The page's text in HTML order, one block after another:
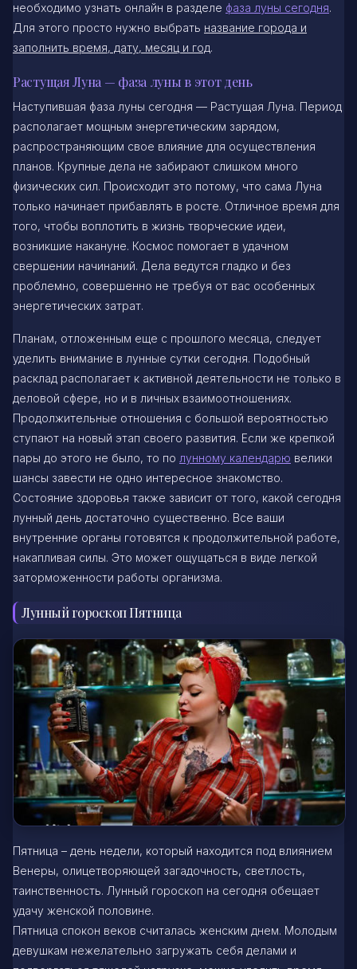
необходимо узнать онлайн в разделе фаза луны сегодня.
Для этого просто нужно выбрать название города и
заполнить время, дату, месяц и год.
Растущая Луна — фаза луны в этот день
Наступившая фаза луны сегодня — Растущая Луна. Период
располагает мощным энергетическим зарядом,
распространяющим свое влияние для осуществления
планов. Крупные дела не забирают слишком много
физических сил. Происходит это потому, что сама Луна
только начинает прибавлять в росте. Отличное время для
того, чтобы воплотить в жизнь творческие идеи,
возникшие накануне. Космос помогает в удачном
свершении начинаний. Дела ведутся гладко и без
проблемно, совершенно не требуя от вас особенных
энергетических затрат.
Планам, отложенным еще с прошлого месяца, следует
уделить внимание в лунные сутки сегодня. Подобный
расклад располагает к активной деятельности не только в
деловой сфере, но и в личных взаимоотношениях.
Продолжительные отношения с большой вероятностью
ступают на новый этап своего развития. Если же крепкой
пары до этого не было, то по лунному календарю велики
шансы завести не одно интересное знакомство.
Состояние здоровья также зависит от того, какой сегодня
лунный день достаточно существенно. Все ваши
внутренние органы готовятся к продолжительной работе,
накапливая силы. Это может ощущаться в виде легкой
заторможенности работы организма.
Лунный гороскоп Пятница
Пятница – день недели, который находится под влиянием
Венеры, олицетворяющей загадочность, светлость,
таинственность. Лунный гороскоп на сегодня обещает
удачу женской половине.
Пятница спокон веков считалась женским днем. Молодым
девушкам нежелательно загружать себя делами и